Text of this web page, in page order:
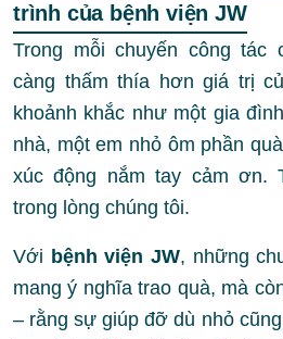
trình của bệnh viện JW
Trong mỗi chuyến công tác
càng thấm thía hơn giá trị
khoảnh khắc như một gia
nhà, một em nhỏ ôm phần
xúc động nắm tay cảm ơn.
trong lòng chúng tôi.
Với bệnh viện JW, những
mang ý nghĩa trao quà, mà
– rằng sự giúp đỡ dù nhỏ